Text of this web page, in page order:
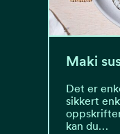
Maki
Det er
sikkert
kan du…